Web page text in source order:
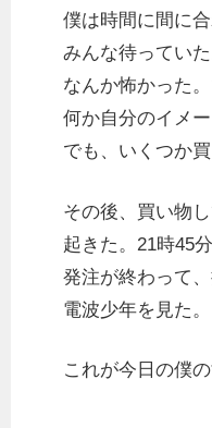
僕は時間に間に
みんな待ってい
なんか怖かった。
何か自分のイメ
でも、いくつか
その後、買い物
起きた。21時45
発注が終わって
電波少年を見た
これが今日の僕の